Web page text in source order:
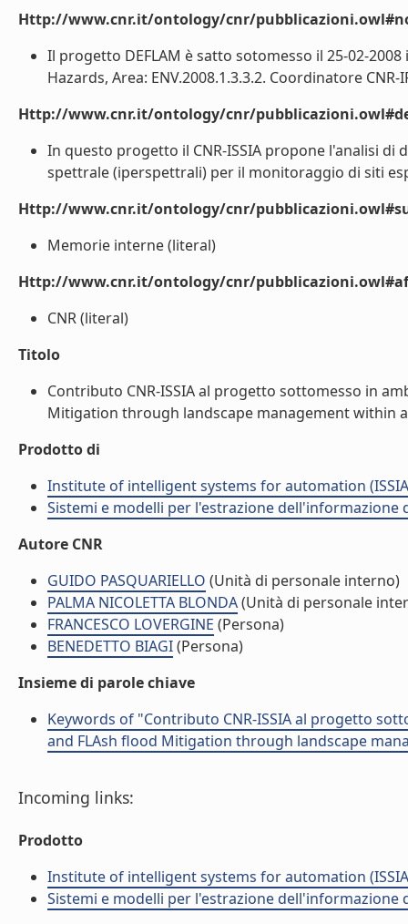
Http://www.cnr.it/ontology/cnr/
Il progetto DEFLAM è satto sotomesso il 25-02-
Hazards, Area: ENV.2008.1.3.3.2. Coordinatore CNR-
Http://www.cnr.it/ontology/cnr/
In questo progetto il CNR-ISSIA propone l'analisi
spettrale (iperspettrali) per il monitoraggio di siti
Http://www.cnr.it/ontology/cnr/
Memorie interne (literal)
Http://www.cnr.it/ontology/cnr/
CNR (literal)
Titolo
Contributo CNR-ISSIA al progetto sottomesso in
Mitigation through landscape management within
Prodotto di
Institute of intelligent systems for automation
Sistemi e modelli per l'estrazione dell'informazione
Autore CNR
GUIDO PASQUARIELLO (Unità di personale interno)
PALMA NICOLETTA BLONDA(Unità di personale
FRANCESCO LOVERGINE (Persona)
BENEDETTO BIAGI(Persona)
Insieme di parole chiave
Keywords of "Contributo CNR-ISSIA al progetto
and FLAsh flood Mitigation through landscape
Incoming links:
Prodotto
Institute of intelligent systems for automation
Sistemi e modelli per l'estrazione dell'informazione